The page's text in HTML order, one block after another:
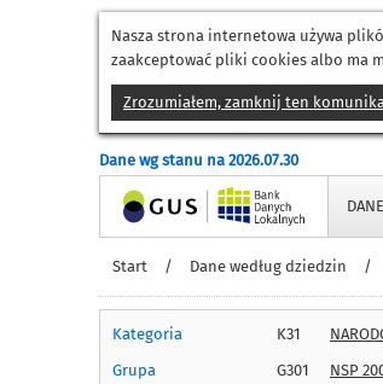
Nasza strona internetowa używa
zaakceptować pliki cookies albo ma
Zrozumiałem, zamknij ten
Dane wg stanu na 2026.07.30
Strona główna DANE
Start / Dane według dziedzin /
Kategoria K31
Grupa
G301
NSP